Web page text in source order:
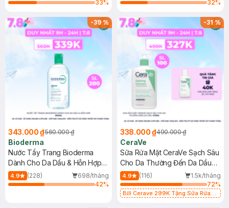
33% 32%
-39%
343.000 ₫560.000 ₫
Bioderma
Nước Tẩy Trang Bioderma
Dành Cho Da Dầu & Hỗn Hợp
500ml
4.9 (228)
698/tháng
42%
-31%
338.000 ₫490.000 ₫
CeraVe
Sữa Rửa Mặt CeraVe Sạch Sâu
Cho Da Thường Đến Da Dầu
473ml
4.9 (116)
1.5k/tháng
72%
Bill Cerave 299K Tặng Sữa Rửa